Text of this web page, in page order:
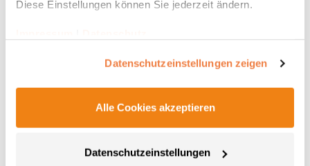
Diese Einstellungen können Sie jederzeit ändern.
Datenschutzeinstellungen zeigen
Alle Cookies akzeptieren
Datenschutzeinstellungen
Brusttasche mit Knopfverschluss Verstärkte Seitenschlitze
Eigenschaften, Atmungsaktivität und Verzugkontrolle Weicher,
auf der linken BrustseiteGrammatur: 200
BaumwolleAngaben zur Produktsicherheit: Herst.-Nr.:
R312XHersteller: Result Clothing Ltd. Narcisova 1 821 01
Bratislava Slowakei E-Mail: sales@resultclothing.com
* Preise inkl. gesetzlicher Mwst. +Versandkosten *